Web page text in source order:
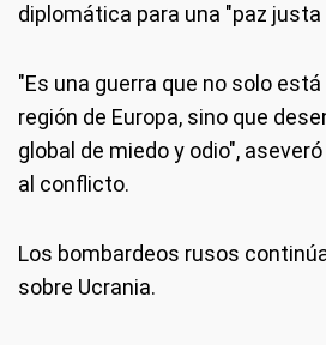
diplomática para una "paz justa
"Es una guerra que no solo
región de Europa, sino que
global de miedo y odio",
al conflicto.
Los bombardeos rusos
sobre Ucrania.